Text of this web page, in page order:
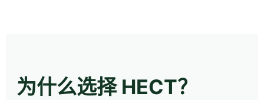
为什么选择 HECT？